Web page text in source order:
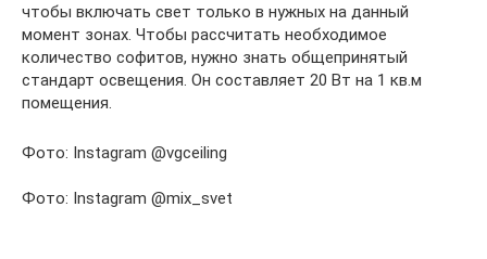
чтобы включать свет только в нужных на данный
момент зонах. Чтобы рассчитать необходимое
количество софитов, нужно знать общепринятый
стандарт освещения. Он составляет 20 Вт на 1 кв.м
помещения.
Фото: Instagram @vgceiling
Фото: Instagram @mix_svet